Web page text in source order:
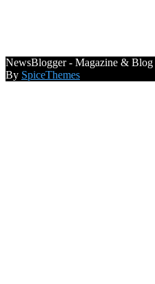
NewsBlogger - Magazine & Blog
By SpiceThemes